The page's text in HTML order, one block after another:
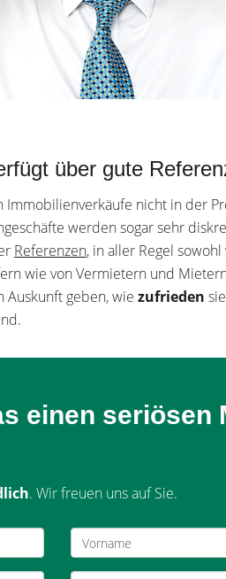
über gute
nicht in der
werden sogar sehr
Referenzen, in aller Regel sowohl
wie von Vermietern und
Auskunft geben, wie zufrieden
einen
. Wir freuen uns auf Sie.